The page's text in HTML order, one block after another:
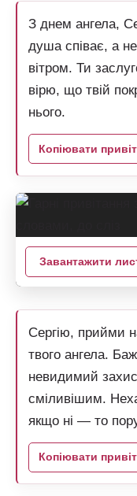
З днем ангела,
душа співає, а
вітром. Ти
вірю, що твій
нього.
Копіювати
Завантажити
Сергію, прийми
твого ангела.
невидимий
сміливішим.
якщо ні — то
Копіювати